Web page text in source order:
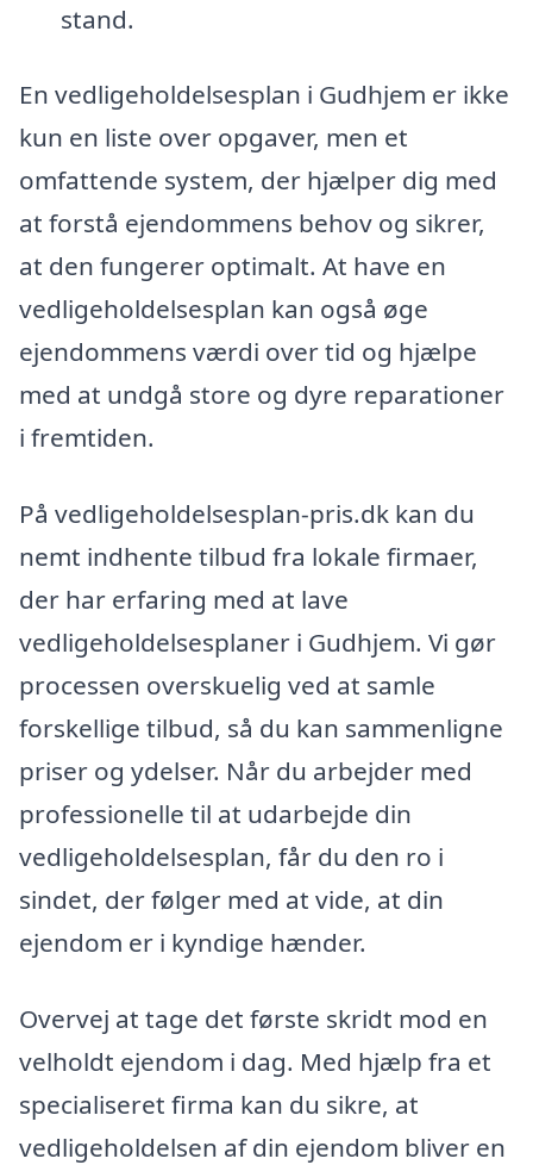
stand.
En vedligeholdelsesplan i Gudhjem er ikke
kun en liste over opgaver, men et
omfattende system, der hjælper dig med
at forstå ejendommens behov og sikrer,
at den fungerer optimalt. At have en
vedligeholdelsesplan kan også øge
ejendommens værdi over tid og hjælpe
med at undgå store og dyre reparationer
i fremtiden.
På vedligeholdelsesplan-pris.dk kan du
nemt indhente tilbud fra lokale firmaer,
der har erfaring med at lave
vedligeholdelsesplaner i Gudhjem. Vi gør
processen overskuelig ved at samle
forskellige tilbud, så du kan sammenligne
priser og ydelser. Når du arbejder med
professionelle til at udarbejde din
vedligeholdelsesplan, får du den ro i
sindet, der følger med at vide, at din
ejendom er i kyndige hænder.
Overvej at tage det første skridt mod en
velholdt ejendom i dag. Med hjælp fra et
specialiseret firma kan du sikre, at
vedligeholdelsen af din ejendom bliver en